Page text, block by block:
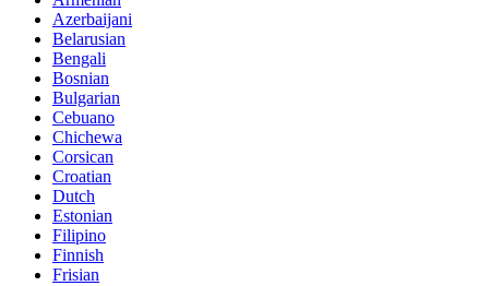
Azerbaijani
Belarusian
Bengali
Bosnian
Bulgarian
Cebuano
Chichewa
Corsican
Croatian
Dutch
Estonian
Filipino
Finnish
Frisian